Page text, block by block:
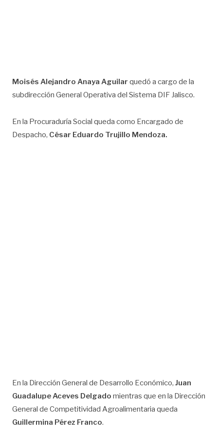
Moisés Alejandro Anaya Aguilar quedó a cargo de la
subdirección General Operativa del Sistema DIF Jalisco.
En la Procuraduría Social queda como Encargado de
Despacho, César Eduardo Trujillo Mendoza.
En la Dirección General de Desarrollo Económico, Juan
Guadalupe Aceves Delgado mientras que en la Dirección
General de Competitividad Agroalimentaria queda
Guillermina Pérez Franco.